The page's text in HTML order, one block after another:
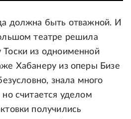
должна быть отважной. И
театре решила
из одноименной
Хабанеру из оперы Бизе
знала много
считается уделом
получились